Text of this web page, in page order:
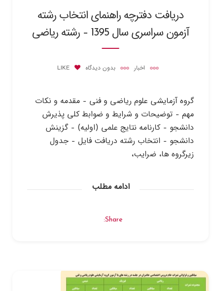
دریافت دفترچه راهنمای انتخاب رشته
آزمون سراسری سال 1395 – رشته ریاضی
اخبار بدون دیدگاه LIKE
گروه آزمايشي علوم رياضي و فني – مقدمه و نكات
مهم – توضيحات و شرايط و ضوابط كلي پذيرش
دانشجو – كارنامه نتايج علمي (اوليه) – گزينش
دانشجو – انتخاب رشته دریافت فایل – جدول
زيرگروه ها، ضرايب،
ادامه مطلب
Share: